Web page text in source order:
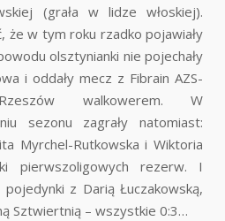
(grała w lidze włoskiej).
że w tym roku rzadko pojawiały
olsztynianki nie pojechały
i oddały mecz z Fibrain AZS-
walkowerem. W
sezonu zagrały natomiast:
Myrchel-Rutkowska i Wiktoria
pierwszoligowych rezerw. I
z Darią Łuczakowską,
Sztwiertnią – wszystkie 0:3…